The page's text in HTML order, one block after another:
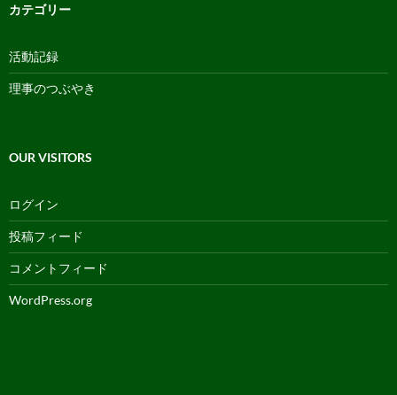
カ
カテゴリー
活動記録
理事のつぶやき
OUR VISITORS
ログイン
投稿フィード
コメントフィード
WordPress.org